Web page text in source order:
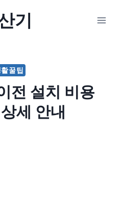
기
꿀팁
전 설치 비용
세 안내